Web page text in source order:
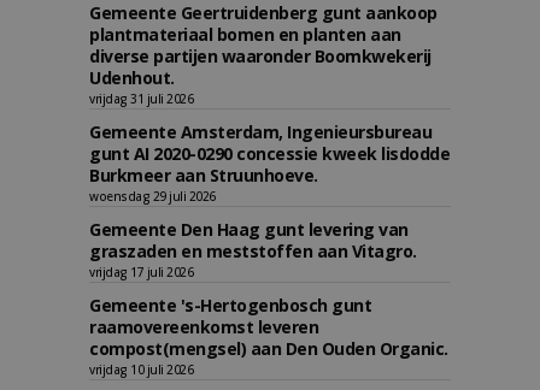
Gemeente Geertruidenberg gunt aankoop
plantmateriaal bomen en planten aan
diverse partijen waaronder Boomkwekerij
Udenhout.
vrijdag 31 juli 2026
Gemeente Amsterdam, Ingenieursbureau
gunt AI 2020-0290 concessie kweek lisdodde
Burkmeer aan Struunhoeve.
woensdag 29 juli 2026
Gemeente Den Haag gunt levering van
graszaden en meststoffen aan Vitagro.
vrijdag 17 juli 2026
Gemeente 's-Hertogenbosch gunt
raamovereenkomst leveren
compost(mengsel) aan Den Ouden Organic.
vrijdag 10 juli 2026